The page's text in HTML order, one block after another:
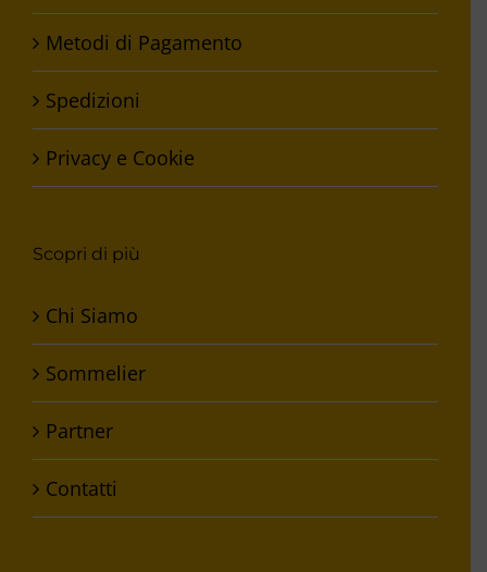
Metodi di Pagamento
Spedizioni
Privacy e Cookie
Scopri di più
Chi Siamo
Sommelier
Partner
Contatti